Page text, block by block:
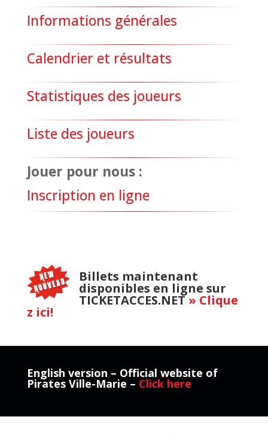
Informations générales
Calendrier et résultats
Statistiques des joueurs
Liste des joueurs
Jouer pour nous :
Inscription en ligne
Billets maintenant
disponibles en ligne sur
TICKETACCES.NET» Clique
z ici!
English version – Official website of
Pirates Ville-Marie – Click here